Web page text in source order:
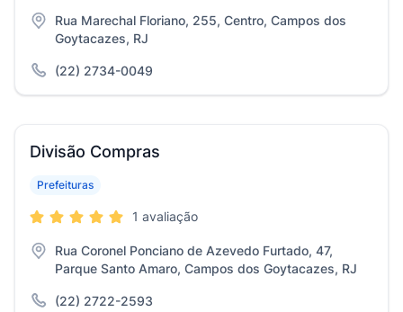
Rua Marechal Floriano, 255, Centro, Campos dos
Goytacazes, RJ
(22) 2734-0049
Divisão Compras
Prefeituras
1 avaliação
Rua Coronel Ponciano de Azevedo Furtado, 47,
Parque Santo Amaro, Campos dos Goytacazes, RJ
(22) 2722-2593